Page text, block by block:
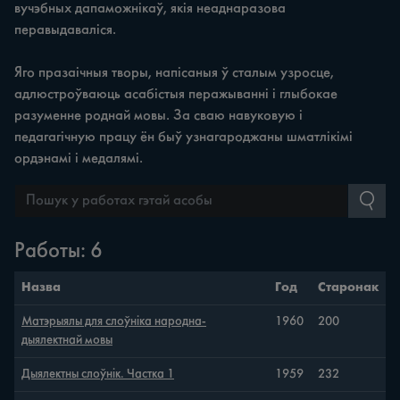
вучэбных дапаможнікаў, якія неаднаразова
перавыдаваліся.
Яго празаічныя творы, напісаныя ў сталым узросце,
адлюстроўваюць асабістыя перажыванні і глыбокае
разуменне роднай мовы. За сваю навуковую і
педагагічную працу ён быў узнагароджаны шматлікімі
ордэнамі і медалямі.
Работы: 6
Назва Год Старонак
Матэрыялы для слоўніка народна-
дыялектнай мовы
1960 200
Дыялектны слоўнік. Частка 1 1959 232